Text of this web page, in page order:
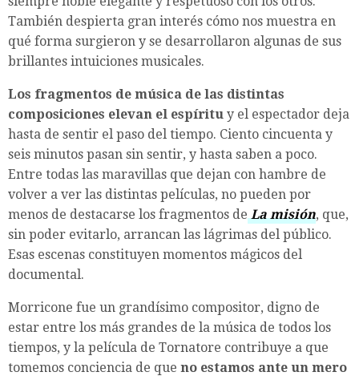
También despierta gran interés cómo nos muestra en
qué forma surgieron y se desarrollaron algunas de sus
brillantes intuiciones musicales.
Los fragmentos de música de las distintas
composiciones elevan el espíritu y el espectador deja
hasta de sentir el paso del tiempo. Ciento cincuenta y
seis minutos pasan sin sentir, y hasta saben a poco.
Entre todas las maravillas que dejan con hambre de
volver a ver las distintas películas, no pueden por
menos de destacarse los fragmentos deLa misión, que,
sin poder evitarlo, arrancan las lágrimas del público.
Esas escenas constituyen momentos mágicos del
documental.
Morricone fue un grandísimo compositor, digno de
estar entre los más grandes de la música de todos los
tiempos, y la película de Tornatore contribuye a que
tomemos conciencia de que no estamos ante un mero